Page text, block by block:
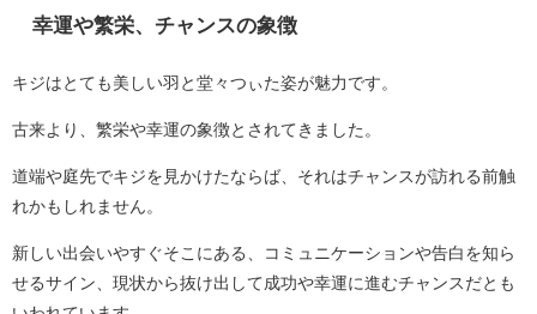
幸運や繁栄、チャンスの象徴
キジはとても美しい羽と堂々つぃた姿が魅力です。
古来より、繁栄や幸運の象徴とされてきました。
道端や庭先でキジを見かけたならば、それはチャンスが訪れる前触
れかもしれません。
新しい出会いやすぐそこにある、コミュニケーションや告白を知ら
せるサイン、現状から抜け出して成功や幸運に進むチャンスだとも